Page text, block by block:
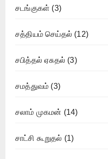
சடங்குகள் (3)
சத்தியம் செய்தல் (12)
சபித்தல் ஏசுதல் (3)
சமத்துவம் (3)
சலாம் முகமன் (14)
சாட்சி கூறுதல் (1)